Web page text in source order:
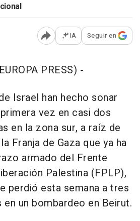
Abrir opciones para
IA Seguir en
PRESS) -
Israel han hecho sonar
vez en casi dos
en la zona sur, a raíz de
Franja de Gaza que ya ha
armado del Frente
Palestina (FPLP),
perdió esta semana a tres
un bombardeo en Beirut.